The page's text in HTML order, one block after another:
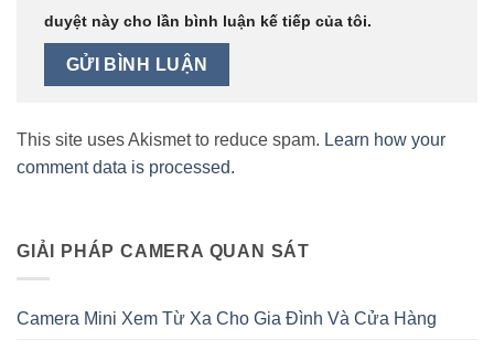
duyệt này cho lần bình luận kế tiếp của tôi.
This site uses Akismet to reduce spam. Learn how your
comment data is processed.
GIẢI PHÁP CAMERA QUAN SÁT
Camera Mini Xem Từ Xa Cho Gia Đình Và Cửa Hàng